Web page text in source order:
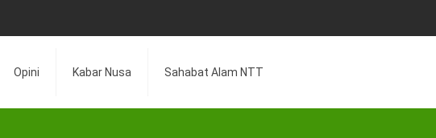
Opini Kabar Nusa Sahabat Alam NTT